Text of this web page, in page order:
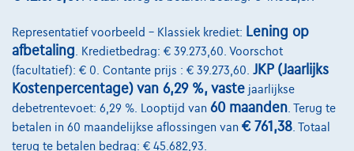
Representatief voorbeeld – Klassiek krediet: Lening op
afbetaling . Kredietbedrag: € 39.273,60. Voorschot
(facultatief): € 0. Contante prijs : € 39.273,60. JKP (Jaarlijks
Kostenpercentage) van 6,29 %, vaste jaarlijkse
debetrentevoet: 6,29 %. Looptijd van 60 maanden . Terug te
betalen in 60 maandelijkse aflossingen van € 761,38 . Totaal
terug te betalen bedrag: € 45.682,93.